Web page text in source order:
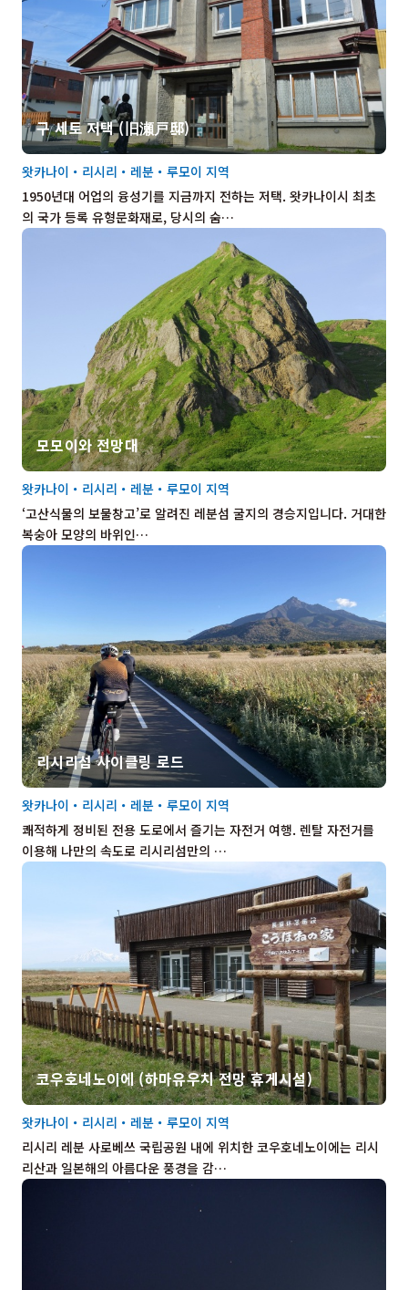
구 세토 저택 (旧瀬戸邸)
1950년대 어업의 융성기를 지금까지 전하는 저택. 왓카나이시 최초
의 국가 등록 유형문화재로, 당시의 숨…
왓카나이・리시리・레분・루모이 지역
모모이와 전망대
‘고산식물의 보물창고’로 알려진 레분섬 굴지의 경승지입니다. 거대한
복숭아 모양의 바위인…
왓카나이・리시리・레분・루모이 지역
리시리섬 사이클링 로드
쾌적하게 정비된 전용 도로에서 즐기는 자전거 여행. 렌탈 자전거를
이용해 나만의 속도로 리시리섬만의 …
왓카나이・리시리・레분・루모이 지역
코우호네노이에 (하마유우치 전망 휴게시설)
리시리 레분 사로베쓰 국립공원 내에 위치한 코우호네노이에는 리시
리산과 일본해의 아름다운 풍경을 감…
왓카나이・리시리・레분・루모이 지역